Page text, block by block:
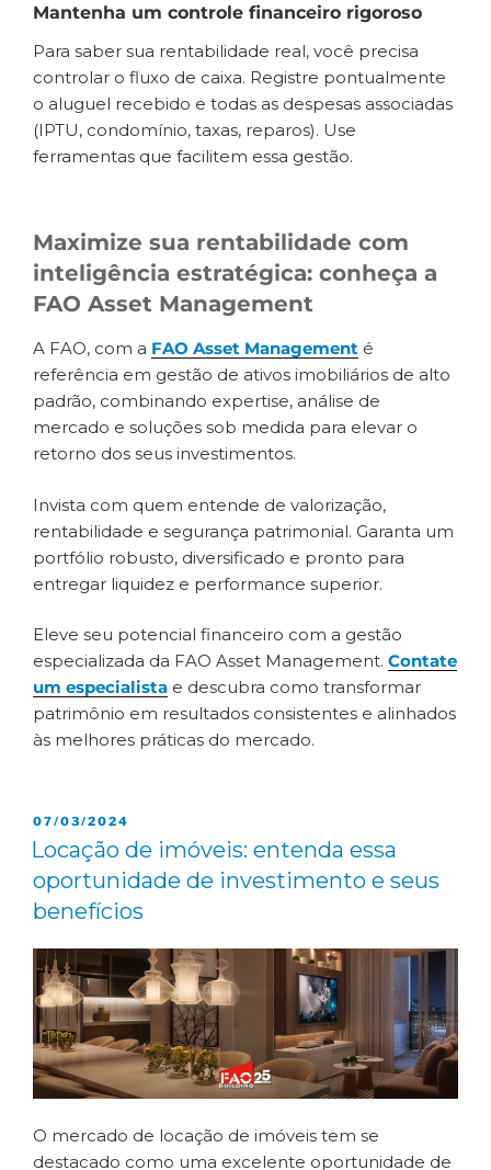
Mantenha um controle financeiro rigoroso
Para saber sua rentabilidade real, você precisa
controlar o fluxo de caixa. Registre pontualmente
o aluguel recebido e todas as despesas associadas
(IPTU, condomínio, taxas, reparos). Use
ferramentas que facilitem essa gestão.
Maximize sua rentabilidade com
inteligência estratégica: conheça a
FAO Asset Management
A FAO, com a FAO Asset Management é
referência em gestão de ativos imobiliários de alto
padrão, combinando expertise, análise de
mercado e soluções sob medida para elevar o
retorno dos seus investimentos.
Invista com quem entende de valorização,
rentabilidade e segurança patrimonial. Garanta um
portfólio robusto, diversificado e pronto para
entregar liquidez e performance superior.
Eleve seu potencial financeiro com a gestão
especializada da FAO Asset Management. Contate
um especialista e descubra como transformar
patrimônio em resultados consistentes e alinhados
às melhores práticas do mercado.
07/03/2024
Locação de imóveis: entenda essa
oportunidade de investimento e seus
benefícios
O mercado de locação de imóveis tem se
destacado como uma excelente oportunidade de